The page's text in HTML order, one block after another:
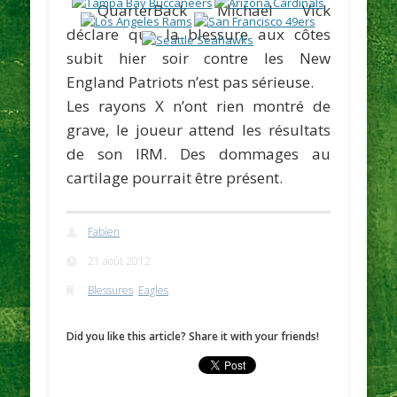
QuarterBackMichael Vick
déclare que la blessure aux côtes
subit hier soir contre les New
England Patriots n’est pas sérieuse.
Les rayons X n’ont rien montré de
grave, le joueur attend les résultats
de son IRM. Des dommages au
cartilage pourrait être présent.
Fabien
21 août 2012
Blessures, Eagles
Did you like this article? Share it with your friends!